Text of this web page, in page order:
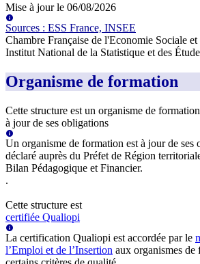
Mise à jour le 06/08/2026
Sources : ESS France, INSEE
Chambre Française de l'Economie Sociale
Institut National de la Statistique et des
Organisme de formation
Cette structure est un organisme de
à jour de ses obligations
Un organisme de formation est à jour de ses
déclaré auprès du Préfet de Région
Bilan Pédagogique et Financier.
.
Cette structure est
certifiée Qualiopi
La certification Qualiopi est accordée par le
l’Emploi et de l’Insertion aux organismes de